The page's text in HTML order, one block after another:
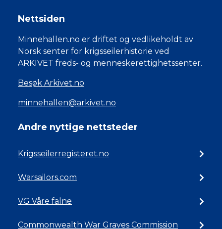
Nettsiden
Minnehallen.no er driftet og vedlikeholdt av
Norsk senter for krigsseilerhistorie ved
ARKIVET freds- og menneskerettighetssenter.
Besøk Arkivet.no
minnehallen@arkivet.no
Andre nyttige nettsteder
Krigsseilerregisteret.no
Warsailors.com
VG Våre falne
Commonwealth War Graves Commission